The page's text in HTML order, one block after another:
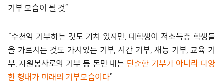
기부 모습이 될 것”
“수천억 기부하는 것도 가치 있지만, 대학생이 저소득층 학생들
을 가르치는 것도 가치있는 기부, 시간 기부, 재능 기부, 교육 기
부, 자원봉사로의 기부 등 돈만 내는 단순한 기부가 아니라 다양
한 형태가 미래의 기부모습이다”